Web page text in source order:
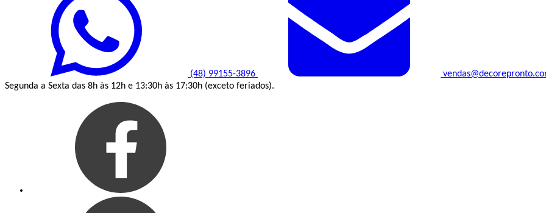
(48) 99155-3896
Segunda a Sexta das 8h às 12h e 13:30h às 17:30h (exceto feriados).